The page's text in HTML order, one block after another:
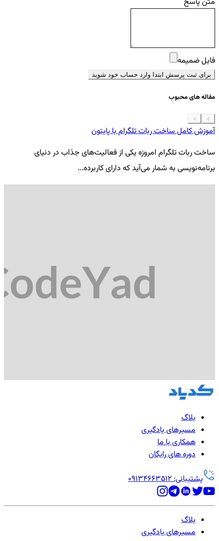
فایل ضمیمه
برای ثبت پرسش ابتدا وارد حساب خود شوید
مقاله های محبوب
آموزش کامل ساخت ربات تلگرام با پایتون
ساخت ربات تلگرام امروزه یکی از فعالیت‌های جذاب در دنیای
برنامه‌نویسی به شمار می‌آید که دارای کاربرده...
بلاگ
مسیرهای یادگیری
همکاری با ما
دوره های رایگان
پشتیبانی: 09134663512
بلاگ
مسیرهای یادگیری